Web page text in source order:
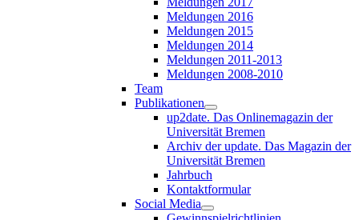
Meldungen 2016
Meldungen 2015
Meldungen 2014
Meldungen 2011-2013
Meldungen 2008-2010
Team
Publikationen
up2date. Das Onlinemagazin der
Universität Bremen
Archiv der update. Das Magazin der
Universität Bremen
Jahrbuch
Kontaktformular
Social Media